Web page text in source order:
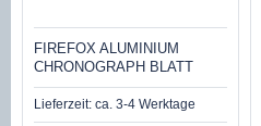
FIREFOX ALUMINIUM
CHRONOGRAPH BLATT
WEISS FFA01-101
Lieferzeit: ca. 3-4 Werktage